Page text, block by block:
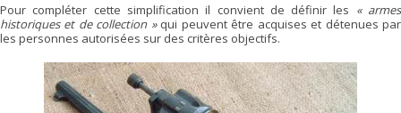
Pour compléter cette simplification il convient de définir les « armes
historiques et de collection »qui peuvent être acquises et détenues par
les personnes autorisées sur des critères objectifs.